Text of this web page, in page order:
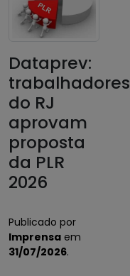
Dataprev:
trabalhadores
do RJ
aprovam
proposta
da PLR
2026
Publicado por
Imprensa em
31/07/2026.